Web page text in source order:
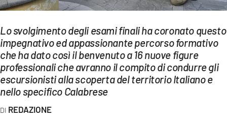
LAC NETWORK
LAC ONAIR
LaC
Network
LACPLAY.IT
Lo svolgimento degli esami finali ha coronato questo
impegnativo ed appassionante percorso formativo
che ha dato così il benvenuto a 16 nuove figure
professionali che avranno il compito di condurre gli
escursionisti alla scoperta del territorio Italiano e
nello specifico Calabrese
REDAZIONE